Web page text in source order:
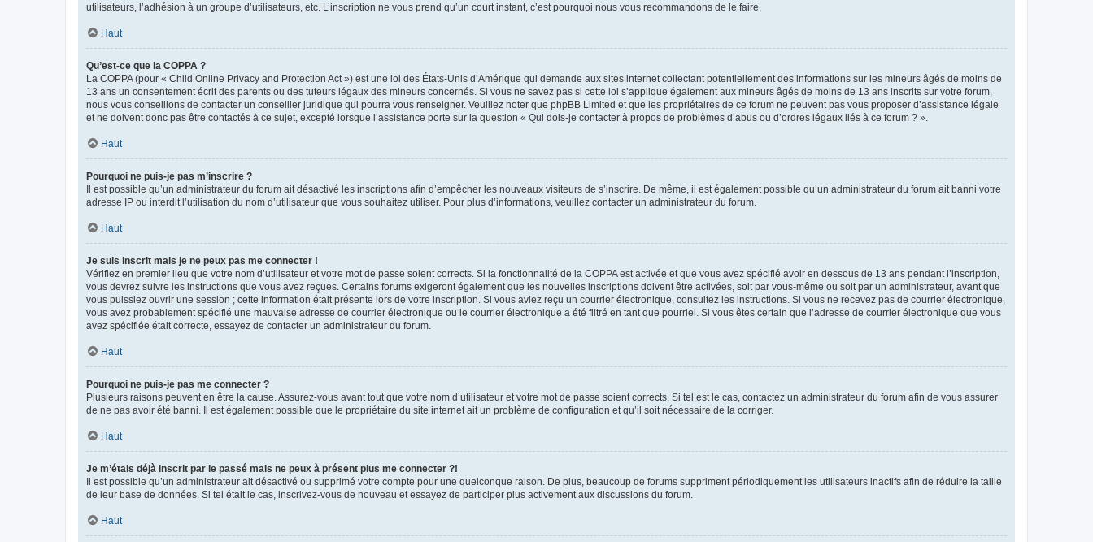
utilisateurs, l’adhésion à un groupe d’utilisateurs, etc. L’inscription ne vous prend qu’un court instant, c’est pourquoi nous vous recommandons de le faire.
Haut
Qu’est-ce que la COPPA ?
La COPPA (pour « Child Online Privacy and Protection Act ») est une loi des États-Unis d’Amérique qui demande aux sites internet collectant potentiellement des informations sur les mineurs âgés de moins de
13 ans un consentement écrit des parents ou des tuteurs légaux des mineurs concernés. Si vous ne savez pas si cette loi s’applique également aux mineurs âgés de moins de 13 ans inscrits sur votre forum,
nous vous conseillons de contacter un conseiller juridique qui pourra vous renseigner. Veuillez noter que phpBB Limited et que les propriétaires de ce forum ne peuvent pas vous proposer d’assistance légale
et ne doivent donc pas être contactés à ce sujet, excepté lorsque l’assistance porte sur la question « Qui dois-je contacter à propos de problèmes d’abus ou d’ordres légaux liés à ce forum ? ».
Haut
Pourquoi ne puis-je pas m’inscrire ?
Il est possible qu’un administrateur du forum ait désactivé les inscriptions afin d’empêcher les nouveaux visiteurs de s’inscrire. De même, il est également possible qu’un administrateur du forum ait banni votre
adresse IP ou interdit l’utilisation du nom d’utilisateur que vous souhaitez utiliser. Pour plus d’informations, veuillez contacter un administrateur du forum.
Haut
Je suis inscrit mais je ne peux pas me connecter !
Vérifiez en premier lieu que votre nom d’utilisateur et votre mot de passe soient corrects. Si la fonctionnalité de la COPPA est activée et que vous avez spécifié avoir en dessous de 13 ans pendant l’inscription,
vous devrez suivre les instructions que vous avez reçues. Certains forums exigeront également que les nouvelles inscriptions doivent être activées, soit par vous-même ou soit par un administrateur, avant que
vous puissiez ouvrir une session ; cette information était présente lors de votre inscription. Si vous aviez reçu un courrier électronique, consultez les instructions. Si vous ne recevez pas de courrier électronique,
vous avez probablement spécifié une mauvaise adresse de courrier électronique ou le courrier électronique a été filtré en tant que pourriel. Si vous êtes certain que l’adresse de courrier électronique que vous
avez spécifiée était correcte, essayez de contacter un administrateur du forum.
Haut
Pourquoi ne puis-je pas me connecter ?
Plusieurs raisons peuvent en être la cause. Assurez-vous avant tout que votre nom d’utilisateur et votre mot de passe soient corrects. Si tel est le cas, contactez un administrateur du forum afin de vous assurer
de ne pas avoir été banni. Il est également possible que le propriétaire du site internet ait un problème de configuration et qu’il soit nécessaire de la corriger.
Haut
Je m’étais déjà inscrit par le passé mais ne peux à présent plus me connecter ?!
Il est possible qu’un administrateur ait désactivé ou supprimé votre compte pour une quelconque raison. De plus, beaucoup de forums suppriment périodiquement les utilisateurs inactifs afin de réduire la taille
de leur base de données. Si tel était le cas, inscrivez-vous de nouveau et essayez de participer plus activement aux discussions du forum.
Haut